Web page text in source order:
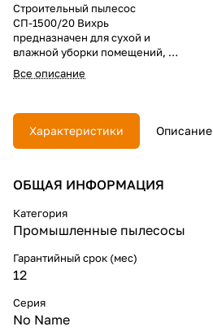
Строительный пылесос
СП-1500/20 Вихрь
предназначен для сухой и
влажной уборки помещений, а
также для совместного
использования с
принудительном удалении
продуктов сгорания, пиления.
Может убирать крупные
характеристики:
кПаСкорость воздушного
потока - 40 л/секРежимы
работы - всасывание и
выдуваниеРозетка для
подключения инструмента -
инструмента - 100-2000
ВтДлина гофрированного
Все описание
Характеристики Описание
ОБЩАЯ ИНФОРМАЦИЯ
Категория
Промышленные пылесосы
Гарантийный срок (мес)
12
Серия
No Name